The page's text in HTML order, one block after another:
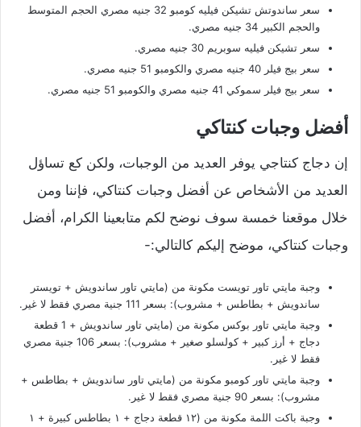
سعر ساندوتش تشيكن فيليه كومبو 32 جنيه مصري الحجم المتوسط
والحجم الكبير 34 جنيه مصري.
سعر تشيكن فيليه سوبريم 30 جنيه مصري.
سعر بيج فيلر 40 جنيه مصري والكومبو 51 جنيه مصري.
سعر بيج فيلر سموكي 41 جنيه مصري والكومبو 51 جنيه مصري.
أفضل وجبات كنتاكي
إن دجاج كنتاجي يوفر العديد من الوجبات، ولكن كع تساؤل
العديد من الأشخاص عن أفضل وجبات كنتاكي، فإننا ومن
خلال موقعنا خمسة سوف نوضح لكم متابعينا الكرام، أفضل
وجبات كنتاكي، موضح إليكم كالتالي:-
وجبة مايتي تاور تويست مكونة من (مايتي تاور ساندويش + تويستر
ساندويش + بطاطس + مشروب): بسعر 111 جنية مصري فقط لا غير.
وجبة مايتي تاور بوكس مكونة من (مايتي تاور ساندويش + 1 قطعة
دجاج + أرز كبير + كولسلو صغير + مشروب): بسعر 106 جنية مصري
فقط لا غير.
وجبة مايتي تاور كومبو مكونة من (مايتي تاور ساندويش + بطاطس +
مشروب): بسعر 90 جنية مصري فقط لا غير.
وجبة باكت اللمة مكونة من (١٢ قطعة دجاج + ١ بطاطس كبيرة + ١